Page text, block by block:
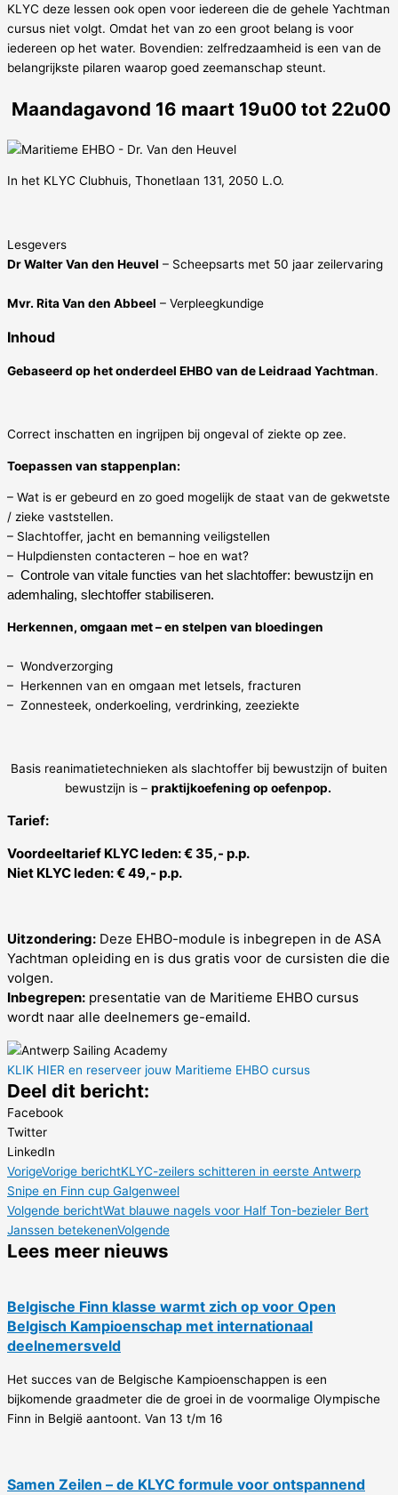
KLYC deze lessen ook open voor iedereen die de gehele Yachtman
cursus niet volgt. Omdat het van zo een groot belang is voor
iedereen op het water. Bovendien: zelfredzaamheid is een van de
belangrijkste pilaren waarop goed zeemanschap steunt.
Maandagavond 16 maart 19u00 tot 22u00
In het KLYC Clubhuis, Thonetlaan 131, 2050 L.O.
Lesgevers
Dr Walter Van den Heuvel – Scheepsarts met 50 jaar zeilervaring
Mvr. Rita Van den Abbeel – Verpleegkundige
Inhoud
Gebaseerd op het onderdeel EHBO van de Leidraad Yachtman.
Correct inschatten en ingrijpen bij ongeval of ziekte op zee.
Toepassen van stappenplan:
– Wat is er gebeurd en zo goed mogelijk de staat van de gekwetste
/ zieke vaststellen.
– Slachtoffer, jacht en bemanning veiligstellen
– Hulpdiensten contacteren – hoe en wat?
– Controle van vitale functies van het slachtoffer: bewustzijn en
ademhaling, slechtoffer stabiliseren.
Herkennen, omgaan met – en stelpen van bloedingen
– Wondverzorging
– Herkennen van en omgaan met letsels, fracturen
– Zonnesteek, onderkoeling, verdrinking, zeeziekte
Basis reanimatietechnieken als slachtoffer bij bewustzijn of buiten
bewustzijn is – praktijkoefening op oefenpop.
Tarief:
Voordeeltarief KLYC leden: € 35,- p.p.
Niet KLYC leden: € 49,- p.p.
Uitzondering: Deze EHBO-module is inbegrepen in de ASA
Yachtman opleiding en is dus gratis voor de cursisten die die
volgen.
Inbegrepen: presentatie van de Maritieme EHBO cursus
wordt naar alle deelnemers ge-emaild.
KLIK HIER en reserveer jouw Maritieme EHBO cursus
Deel dit bericht:
Facebook
Twitter
LinkedIn
VorigeVorige berichtKLYC-zeilers schitteren in eerste Antwerp
Snipe en Finn cup Galgenweel
Volgende berichtWat blauwe nagels voor Half Ton-bezieler Bert
Janssen betekenenVolgende
Lees meer nieuws
Belgische Finn klasse warmt zich op voor Open
Belgisch Kampioenschap met internationaal
deelnemersveld
Het succes van de Belgische Kampioenschappen is een
bijkomende graadmeter die de groei in de voormalige Olympische
Finn in België aantoont. Van 13 t/m 16
Samen Zeilen – de KLYC formule voor ontspannend